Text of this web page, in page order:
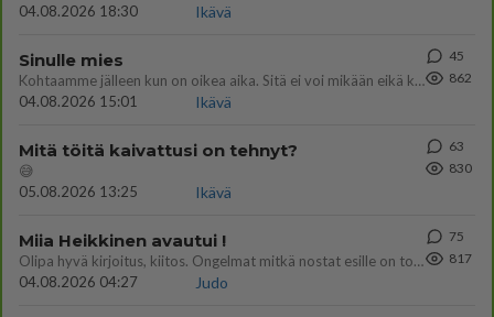
04.08.2026 18:30
Ikävä
Sinulle mies
Kohtaamme jälleen kun on oikea aika. Sitä ei voi mikään eikä kukaan estää <3 <3
04.08.2026 15:01
Ikävä
45
862
Mitä töitä kaivattusi on tehnyt?
😅
05.08.2026 13:25
Ikävä
63
830
Miia Heikkinen avautui !
Olipa hyvä kirjoitus, kiitos. Ongelmat mitkä nostat esille on todellisia ja tämä ylimielisyys totta ja se näkyy kaikessa
04.08.2026 04:27
Judo
75
817